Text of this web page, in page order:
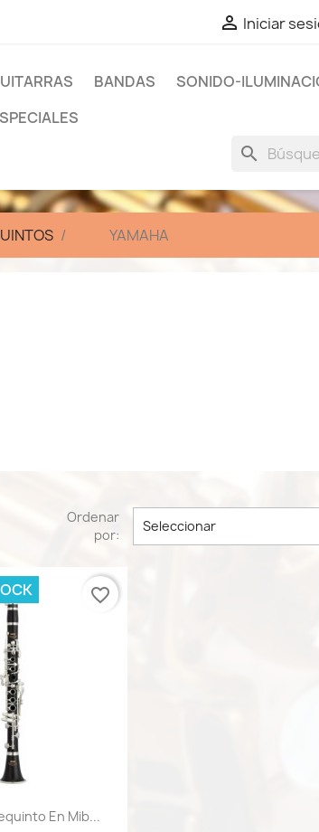
 Iniciar
BANDAS
SONIDO-
search
YAMAHA
Ordenar
por:
Seleccionar
rápidaEn Mib...
favorite_border